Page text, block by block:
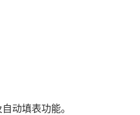
动填表功能。